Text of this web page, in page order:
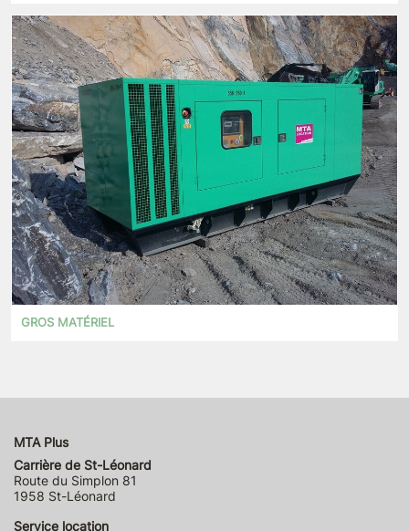
GROS MATÉRIEL
MTA Plus
Carrière de St-Léonard
Route du Simplon 81
1958 St-Léonard
Service location